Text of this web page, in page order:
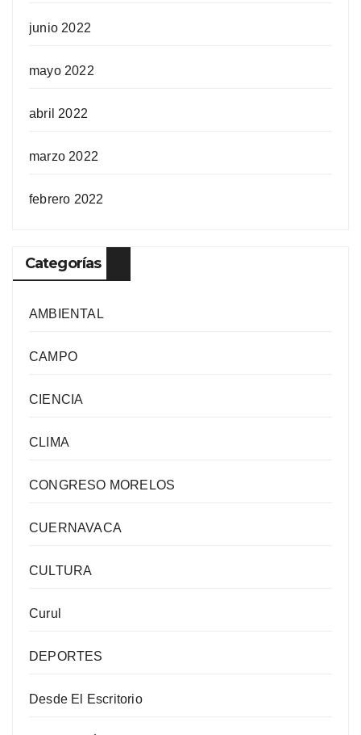
junio 2022
mayo 2022
abril 2022
marzo 2022
febrero 2022
Categorías
AMBIENTAL
CAMPO
CIENCIA
CLIMA
CONGRESO MORELOS
CUERNAVACA
CULTURA
Curul
DEPORTES
Desde El Escritorio